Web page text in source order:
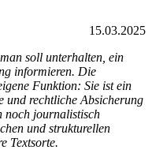
15.03.2025
soll unterhalten, ein
informieren. Die
Funktion: Sie ist ein
und rechtliche Absicherung
noch journalistisch
und strukturellen
Textsorte.